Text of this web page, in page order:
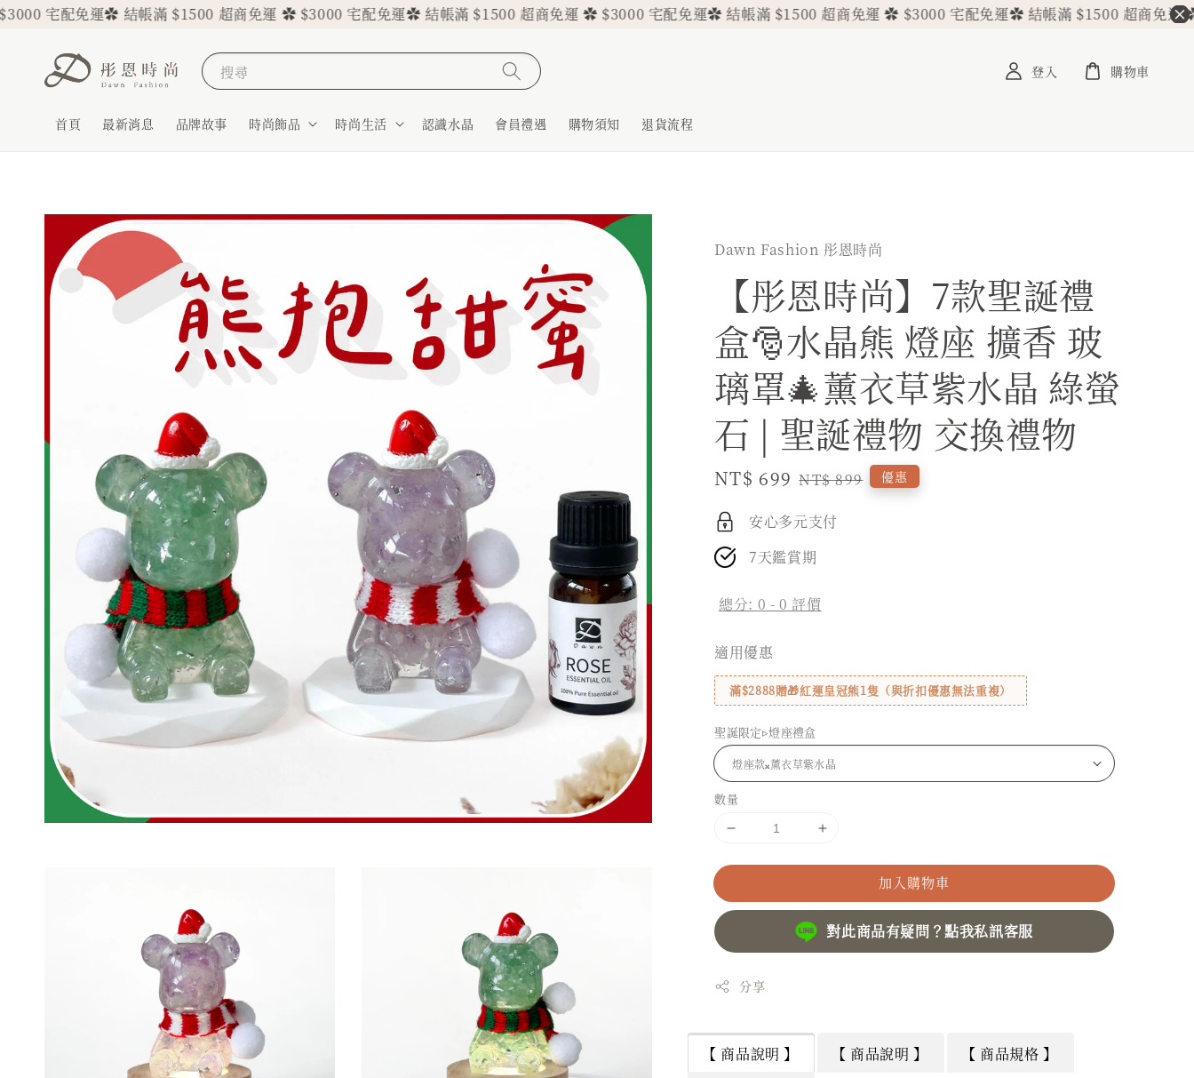
配免運✿ 結帳滿 $1500 超商免運 ✿ $3000 宅配免運✿ 結帳滿 $1500 超商免運 ✿ $3000 宅配免運✿ 結帳滿 $1500 超商免運 ✿ $3000 宅配免運✿ 結帳滿 $1500 超商免運 ✿
搜尋
首頁 最新消息 品牌故事 時尚飾品 時尚生活 認識水晶 會員禮遇 購物須知 退貨流程
登入 購物車
Dawn Fashion 彤恩時尚
【彤恩時尚】7款聖誕禮
盒🎅水晶熊 燈座 擴香 玻
璃罩🎄薰衣草紫水晶 綠螢
石 | 聖誕禮物 交換禮物
Sale
price
NT$ 699 Regular
NT$ 899 優惠
安心多元支付
7天鑑賞期
總分: 0 -0 評價
適用優惠
滿$2888贈🎁紅運皇冠熊1隻（與折扣優惠無法重複）
聖誕限定▹燈座禮盒
數量
加入購物車
對此商品有疑問？點我私訊客服
分享
【 商品說明 】 【 商品說明 】
【 商品規格 】